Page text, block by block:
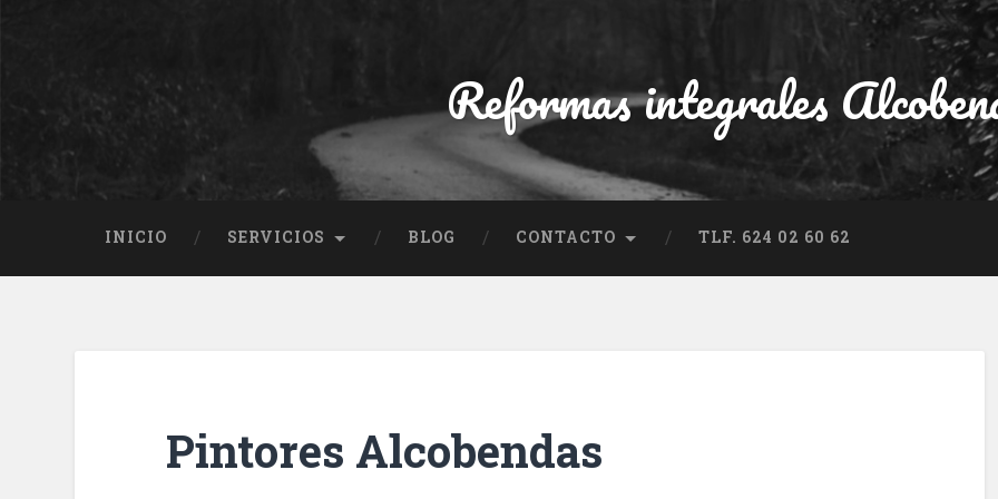
Reformas integrales
INICIO SERVICIOS BLOG CONTACTO TLF. 624 02 60 62
Pintores Alcobendas